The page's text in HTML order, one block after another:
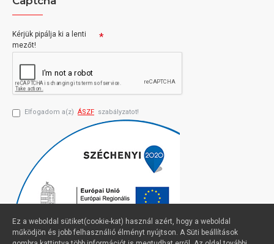
Kérjük pipálja ki a lenti
mezőt!
Elfogadom a(z) ÁSZF szabályzatot!
Ez a weboldal sütiket(cookie-kat) használ azért, hogy a weboldal
működjön és jobb felhasználió élményt nyújtson. A Süti beállítások